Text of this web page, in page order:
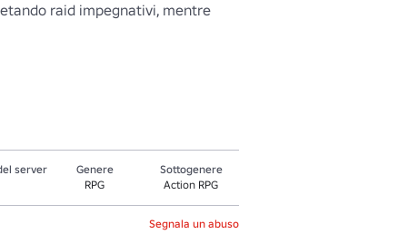
raid impegnativi, mentre
server
Genere
RPG
Sottogenere
Action RPG
Segnala un abuso